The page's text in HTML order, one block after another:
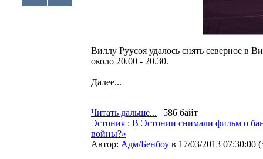
Виллу Руусоя удалось снять северное в
около 20.00 - 20.30.
Далее...
Читать дальше... | 586 байт
Эстония : В Эстонии снимали фильм о
войны?»
Автор: Адм/Бенбоу в 17/03/2013 07:30:00 (